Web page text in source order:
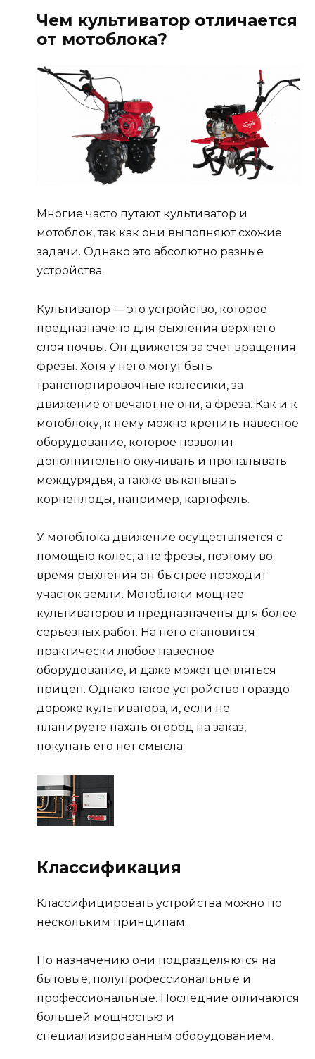
Чем культиватор отличается
от мотоблока?
Многие часто путают культиватор и
мотоблок, так как они выполняют схожие
задачи. Однако это абсолютно разные
устройства.
Культиватор — это устройство, которое
предназначено для рыхления верхнего
слоя почвы. Он движется за счет вращения
фрезы. Хотя у него могут быть
транспортировочные колесики, за
движение отвечают не они, а фреза. Как и к
мотоблоку, к нему можно крепить навесное
оборудование, которое позволит
дополнительно окучивать и пропалывать
междурядья, а также выкапывать
корнеплоды, например, картофель.
У мотоблока движение осуществляется с
помощью колес, а не фрезы, поэтому во
время рыхления он быстрее проходит
участок земли. Мотоблоки мощнее
культиваторов и предназначены для более
серьезных работ. На него становится
практически любое навесное
оборудование, и даже может цепляться
прицеп. Однако такое устройство гораздо
дороже культиватора, и, если не
планируете пахать огород на заказ,
покупать его нет смысла.
Классификация
Классифицировать устройства можно по
нескольким принципам.
По назначению они подразделяются на
бытовые, полупрофессиональные и
профессиональные. Последние отличаются
большей мощностью и
специализированным оборудованием.